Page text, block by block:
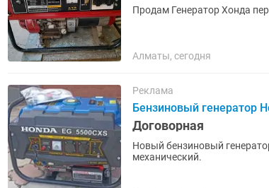
Продам Генератор Хонда
Алматы, сегодня
Реклама
Бензиновый генератор
Договорная
Новый бензиновый
механический.